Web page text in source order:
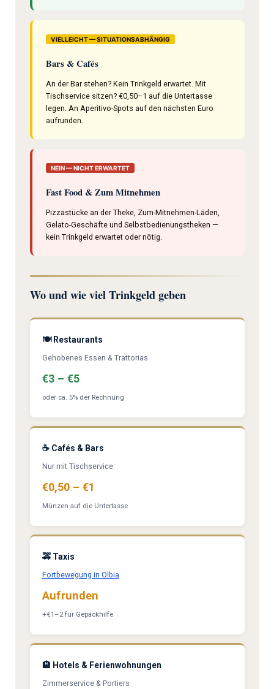
VIELLEICHT — SITUATIONSABHÄNGIG
Bars & Cafés
An der Bar stehen? Kein Trinkgeld erwartet. Mit
Tischservice sitzen? €0,50–1 auf die Untertasse
legen. An Aperitivo-Spots auf den nächsten Euro
aufrunden.
NEIN — NICHT ERWARTET
Fast Food & Zum Mitnehmen
Pizzastücke an der Theke, Zum-Mitnehmen-Läden,
Gelato-Geschäfte und Selbstbedienungstheken —
kein Trinkgeld erwartet oder nötig.
Wo und wie viel Trinkgeld geben
🍽️ Restaurants
Gehobenes Essen & Trattorias
€3 – €5
oder ca. 5% der Rechnung
☕ Cafés & Bars
Nur mit Tischservice
€0,50 – €1
Münzen auf die Untertasse
🚕 Taxis
Fortbewegung in Olbia
Aufrunden
+€1–2 für Gepäckhilfe
🏨 Hotels & Ferienwohnungen
Zimmerservice & Portiers